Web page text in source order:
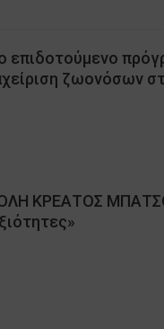
επιδοτούμενο
ζωονόσων
ΚΡΕΑΤΟΣ